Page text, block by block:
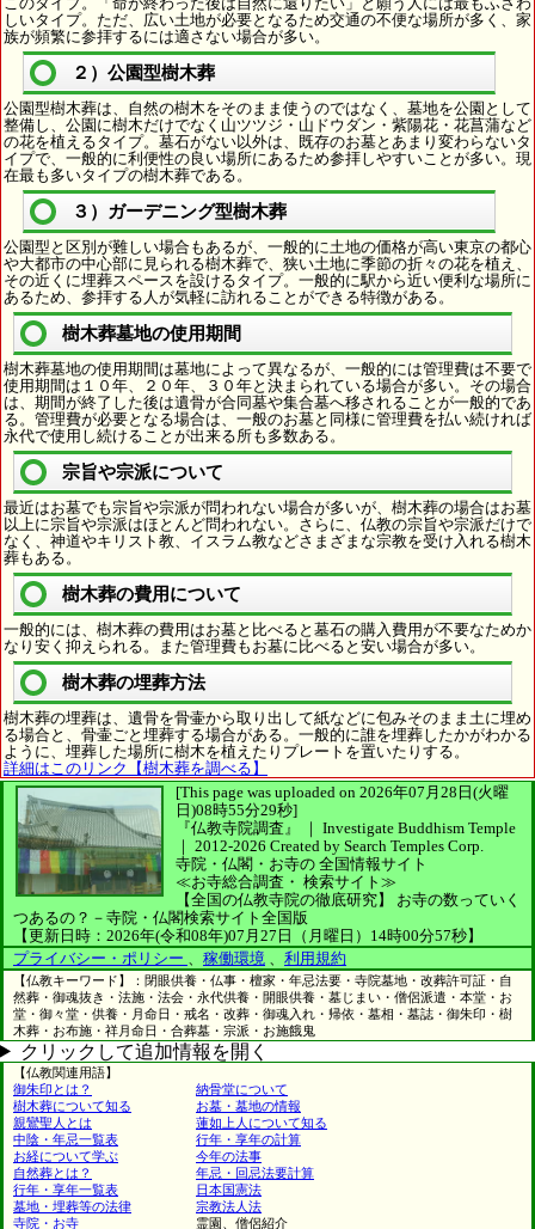
しいタイプ。ただ、広い土地が必要となるため交通の不便な場所が多く、家
族が頻繁に参拝するには適さない場合が多い。
２）公園型樹木葬
公園型樹木葬は、自然の樹木をそのまま使うのではなく、墓地を公園として
整備し、公園に樹木だけでなく山ツツジ・山ドウダン・紫陽花・花菖蒲など
の花を植えるタイプ。墓石がない以外は、既存のお墓とあまり変わらないタ
イプで、一般的に利便性の良い場所にあるため参拝しやすいことが多い。現
在最も多いタイプの樹木葬である。
３）ガーデニング型樹木葬
公園型と区別が難しい場合もあるが、一般的に土地の価格が高い東京の都心
や大都市の中心部に見られる樹木葬で、狭い土地に季節の折々の花を植え、
その近くに埋葬スペースを設けるタイプ。一般的に駅から近い便利な場所に
あるため、参拝する人が気軽に訪れることができる特徴がある。
樹木葬墓地の使用期間
樹木葬墓地の使用期間は墓地によって異なるが、一般的には管理費は不要で
使用期間は１０年、２０年、３０年と決まられている場合が多い。その場合
は、期間が終了した後は遺骨が合同墓や集合墓へ移されることが一般的であ
る。管理費が必要となる場合は、一般のお墓と同様に管理費を払い続ければ
永代で使用し続けることが出来る所も多数ある。
宗旨や宗派について
最近はお墓でも宗旨や宗派が問われない場合が多いが、樹木葬の場合はお墓
以上に宗旨や宗派はほとんど問われない。さらに、仏教の宗旨や宗派だけで
なく、神道やキリスト教、イスラム教などさまざまな宗教を受け入れる樹木
葬もある。
樹木葬の費用について
一般的には、樹木葬の費用はお墓と比べると墓石の購入費用が不要なためか
なり安く抑えられる。また管理費もお墓に比べると安い場合が多い。
樹木葬の埋葬方法
樹木葬の埋葬は、遺骨を骨壷から取り出して紙などに包みそのまま土に埋め
る場合と、骨壷ごと埋葬する場合がある。一般的に誰を埋葬したかがわかる
ように、埋葬した場所に樹木を植えたりプレートを置いたりする。
詳細はこのリンク【樹木葬を調べる】
[This page was uploaded on 2026年07月28日(火曜
日)08時55分29秒]
『仏教寺院調査』 ｜ Investigate Buddhism Temple
｜ 2012-2026 Created by Search Temples Corp.
寺院・仏閣・お寺の 全国情報サイト
≪お寺総合調査・ 検索サイト≫
【全国の仏教寺院の徹底研究】
お寺の数っていく
つあるの？－寺院・仏閣検索サイト全国版
【更新日時：2026年(令和08年)07月27日（月曜日）14時00分57秒】
プライバシー・ポリシー
稼働環境 利用規約
【仏教キーワード】：閉眼供養・仏事・檀家・年忌法要・寺院墓地・改葬許可証・自
然葬・御魂抜き・法施・法会・永代供養・開眼供養・墓じまい・僧侶派遣・本堂・お
堂・御々堂・供養・月命日・戒名・改葬・御魂入れ・帰依・墓相・墓誌・御朱印・樹
木葬・お布施・祥月命日・合葬墓・宗派・お施餓鬼
クリックして追加情報を開く
【仏教関連用語】
御朱印とは？
納骨堂について
樹木葬について知る
お墓・墓地の情報
親鸞聖人とは
蓮如上人について知る
中陰・年忌一覧表
行年・享年の計算
お経について学ぶ
今年の法事
自然葬とは？
年忌・回忌法要計算
行年・享年一覧表
日本国憲法
墓地・埋葬等の法律
宗教法人法
寺院・お寺
霊園、僧侶紹介